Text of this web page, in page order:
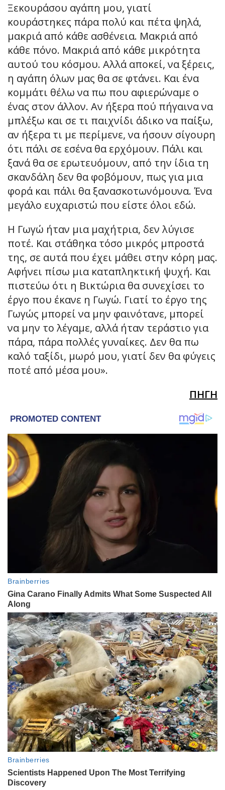
Ξεκουράσου αγάπη μου, γιατί
κουράστηκες πάρα πολύ και πέτα ψηλά,
μακριά από κάθε ασθένεια. Μακριά από
κάθε πόνο. Μακριά από κάθε μικρότητα
αυτού του κόσμου. Αλλά αποκεί, να ξέρεις,
η αγάπη όλων μας θα σε φτάνει. Και ένα
κομμάτι θέλω να πω που αφιερώναμε ο
ένας στον άλλον. Αν ήξερα πού πήγαινα να
μπλέξω και σε τι παιχνίδι άδικο να παίξω,
αν ήξερα τι με περίμενε, να ήσουν σίγουρη
ότι πάλι σε εσένα θα ερχόμουν. Πάλι και
ξανά θα σε ερωτευόμουν, από την ίδια τη
σκανδάλη δεν θα φοβόμουν, πως για μια
φορά και πάλι θα ξανασκοτωνόμουνα. Ένα
μεγάλο ευχαριστώ που είστε όλοι εδώ.
Η Γωγώ ήταν μια μαχήτρια, δεν λύγισε
ποτέ. Και στάθηκα τόσο μικρός μπροστά
της, σε αυτά που έχει μάθει στην κόρη μας.
Αφήνει πίσω μια καταπληκτική ψυχή. Και
πιστεύω ότι η Βικτώρια θα συνεχίσει το
έργο που έκανε η Γωγώ. Γιατί το έργο της
Γωγώς μπορεί να μην φαινότανε, μπορεί
να μην το λέγαμε, αλλά ήταν τεράστιο για
πάρα, πάρα πολλές γυναίκες. Δεν θα πω
καλό ταξίδι, μωρό μου, γιατί δεν θα φύγεις
ποτέ από μέσα μου».
ΠΗΓΗ